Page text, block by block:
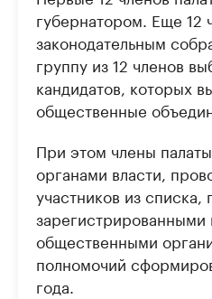
губернатором. Еще 12
законодательным
группу из 12 членов
кандидатов, которых
общественные
При этом члены
органами власти,
участников из списка,
общественными
полномочий
года.